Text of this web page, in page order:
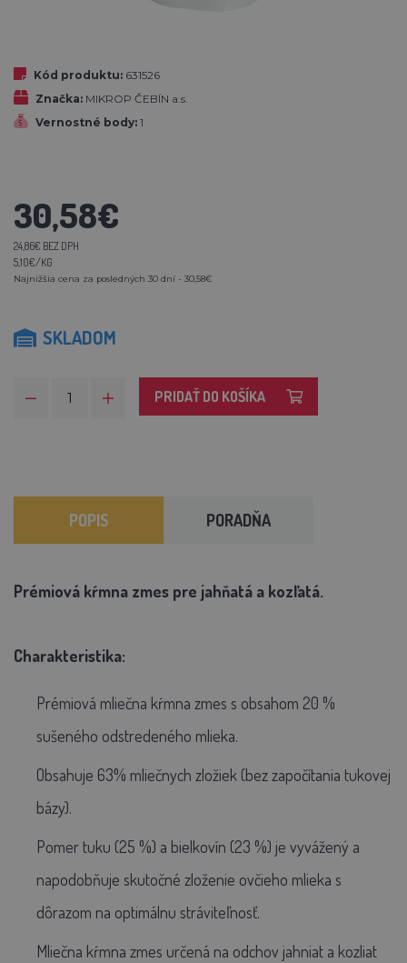
Kód produktu: 631526
Značka: MIKROP ČEBÍN a.s.
Vernostné body: 1
30,58€
24,86€ BEZ DPH
5,10€/KG
Najnižšia cena za posledných 30 dní - 30,58€
SKLADOM
PRIDAŤ DO KOŠÍKA
POPIS PORADŇA
Prémiová kŕmna zmes pre jahňatá a kozľatá.
Charakteristika:
Prémiová mliečna kŕmna zmes s obsahom 20 %
sušeného odstredeného mlieka.
Obsahuje 63% mliečnych zložiek (bez započítania tukovej
bázy).
Pomer tuku (25 %) a bielkovín (23 %) je vyvážený a
napodobňuje skutočné zloženie ovčieho mlieka s
dôrazom na optimálnu stráviteľnosť.
Mliečna kŕmna zmes určená na odchov jahniat a kozliat